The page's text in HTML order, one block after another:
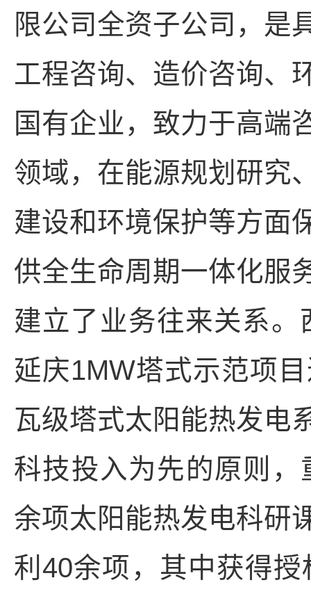
限公司全资子公司，是
工程咨询、造价咨询、
国有企业，致力于高端
领域，在能源规划研究
建设和环境保护等方面
供全生命周期一体化服
建立了业务往来关系
延庆1MW塔式示范项
瓦级塔式太阳能热发电
科技投入为先的原则
余项太阳能热发电科研
利40余项，其中获得